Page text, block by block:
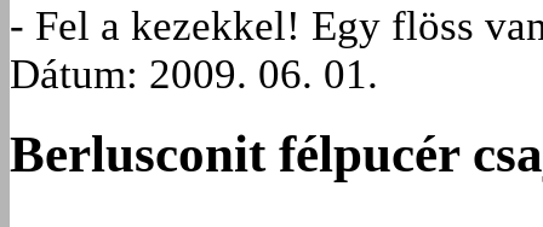
- Fel a kezekkel! Egy flöss
Dátum: 2009. 06. 01.
Berlusconit félpucér